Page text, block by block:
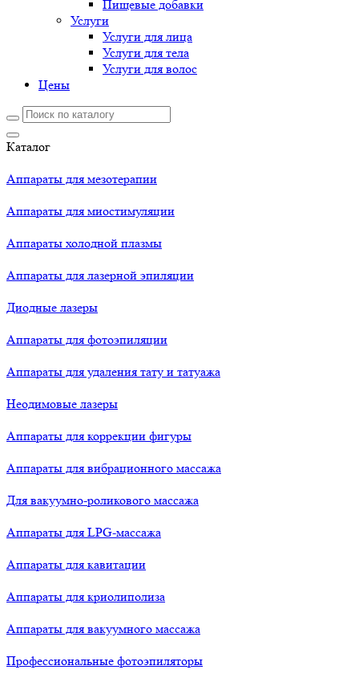
Пищевые добавки
Услуги
Услуги для лица
Услуги для тела
Услуги для волос
Цены
Каталог
Аппараты для мезотерапии
Аппараты для миостимуляции
Аппараты холодной плазмы
Аппараты для лазерной эпиляции
Диодные лазеры
Аппараты для фотоэпиляции
Аппараты для удаления тату и татуажа
Неодимовые лазеры
Аппараты для коррекции фигуры
Аппараты для вибрационного массажа
Для вакуумно-роликового массажа
Аппараты для LPG-массажа
Аппараты для кавитации
Аппараты для криолиполиза
Аппараты для вакуумного массажа
Профессиональные фотоэпиляторы